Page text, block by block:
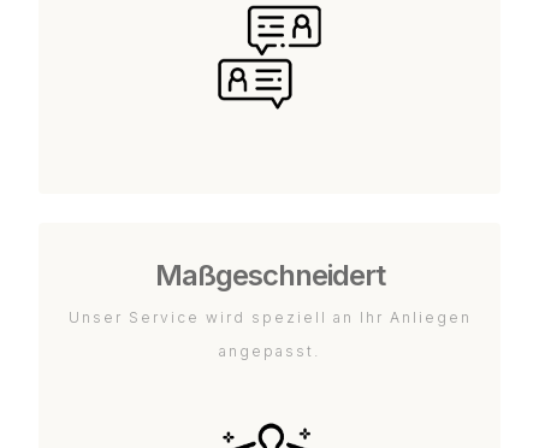
Maßgeschneidert
Unser Service wird speziell an Ihr Anliegen
angepasst.